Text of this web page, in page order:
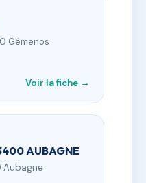
Gémenos
Voir la fiche →
AUBAGNE
Aubagne